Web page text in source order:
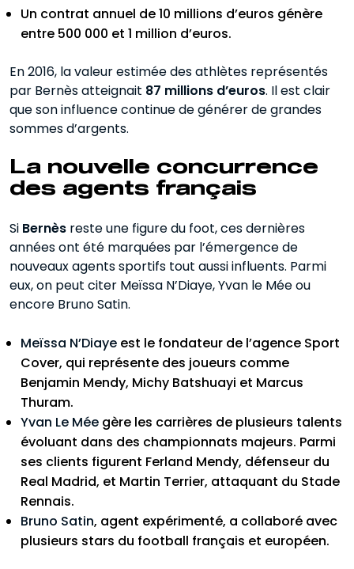
Un contrat annuel de 10 millions d’euros génère
entre 500 000 et 1 million d’euros.
En 2016, la valeur estimée des athlètes représentés
par Bernès atteignait 87 millions d’euros. Il est clair
que son influence continue de générer de grandes
sommes d’argents.
La nouvelle concurrence
des agents français
Si Bernès reste une figure du foot, ces dernières
années ont été marquées par l’émergence de
nouveaux agents sportifs tout aussi influents. Parmi
eux, on peut citer Meïssa N’Diaye, Yvan le Mée ou
encore Bruno Satin.
Meïssa N’Diaye est le fondateur de l’agence Sport
Cover, qui représente des joueurs comme
Benjamin Mendy, Michy Batshuayi et Marcus
Thuram.
Yvan Le Mée gère les carrières de plusieurs talents
évoluant dans des championnats majeurs. Parmi
ses clients figurent Ferland Mendy, défenseur du
Real Madrid, et Martin Terrier, attaquant du Stade
Rennais.
Bruno Satin, agent expérimenté, a collaboré avec
plusieurs stars du football français et européen.